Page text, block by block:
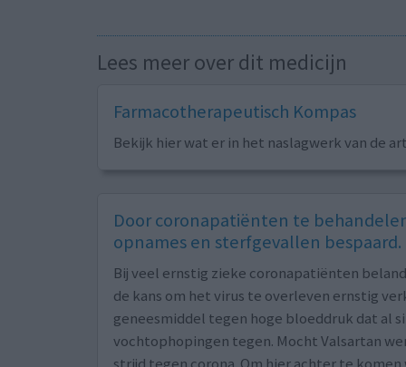
Lees meer over dit medicijn
Farmacotherapeutisch Kompas
Bekijk hier wat er in het naslagwerk van de
Door coronapatiënten te
opnames en sterfgevallen bespaard.
Bij veel ernstig zieke coronapatiënten
de kans om het virus te overleven ernstig
geneesmiddel tegen hoge bloeddruk dat al
vochtophopingen tegen. Mocht Valsartan